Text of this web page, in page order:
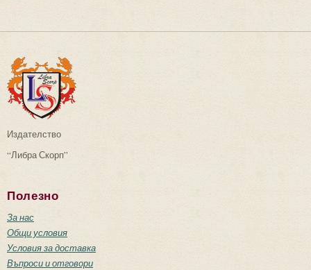
Издателство
“Либра Скорп”
Полезно
За нас
Общи условия
Условия за доставка
Въпроси и отговори